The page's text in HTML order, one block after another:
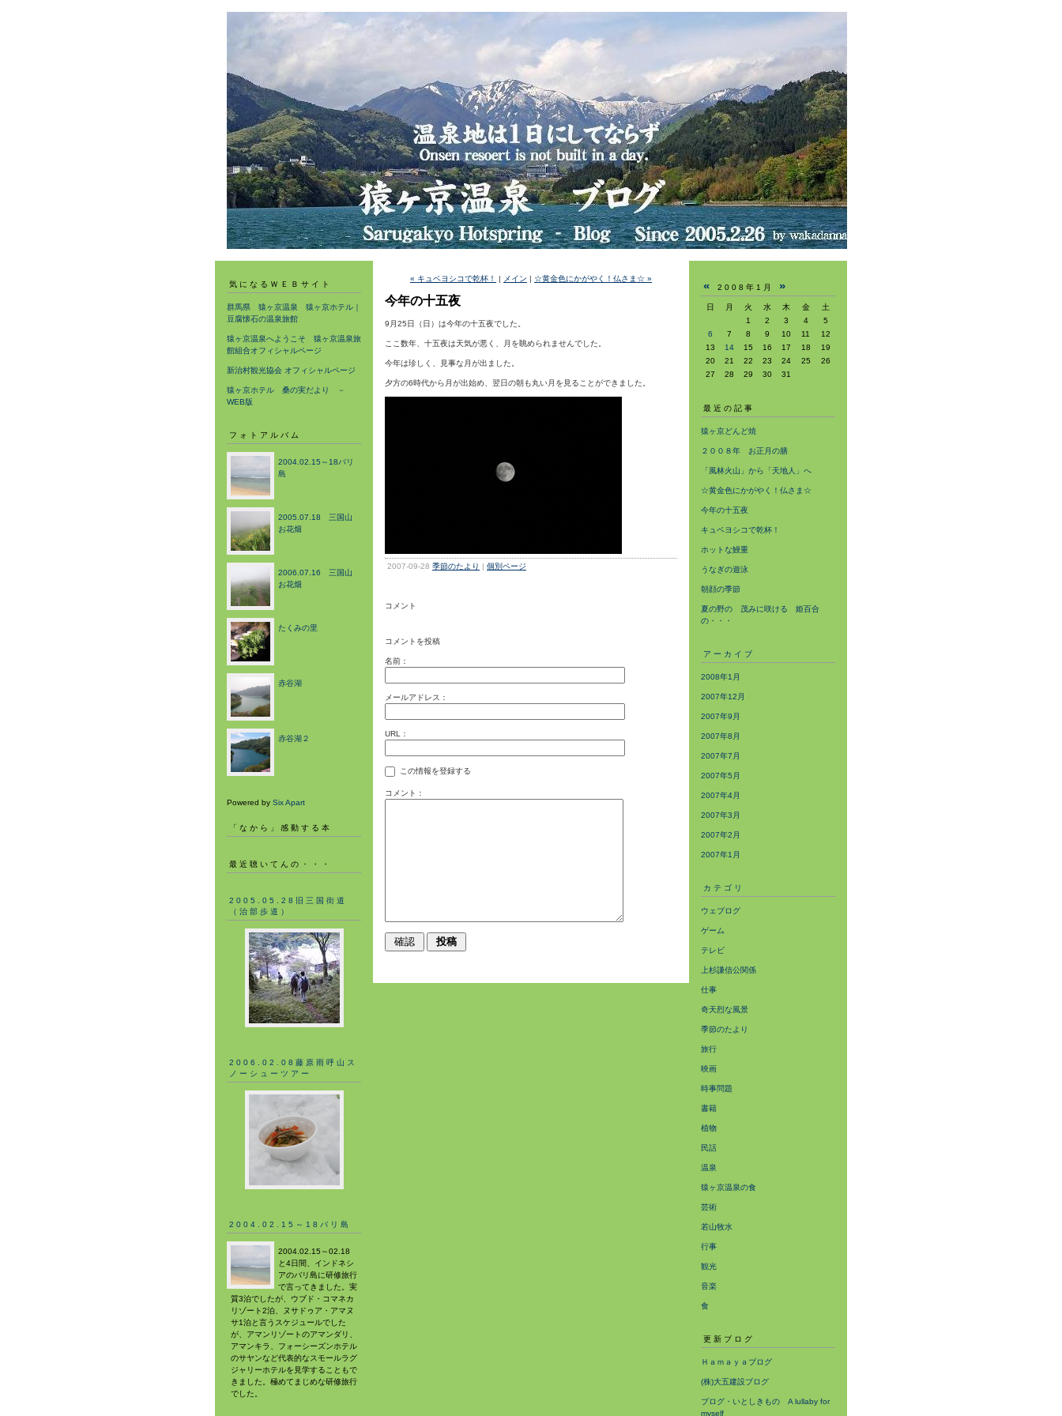
気になるＷＥＢサイト
群馬県 猿ヶ京温泉 猿ヶ京ホテル｜
豆腐懐石の温泉旅館
猿ヶ京温泉へようこそ 猿ヶ京温泉旅
館組合オフィシャルページ
新治村観光協会 オフィシャルページ
猿ヶ京ホテル 桑の実だより －
WEB版
フォトアルバム
2004.02.15～18バリ
島
2005.07.18 三国山
お花畑
2006.07.16 三国山
お花畑
たくみの里
赤谷湖
赤谷湖２
Powered by Six Apart
「なから」感動する本
最近聴いてんの・・・
2005.05.28旧三国街道
（治部歩道）
2006.02.08藤原雨呼山ス
ノーシューツアー
2004.02.15～18バリ島
2004.02.15～02.18
と4日間、インドネシ
アのバリ島に研修旅行
で言ってきました。実
質3泊でしたが、ウブド・コマネカ
リゾート2泊、ヌサドゥア・アマヌ
サ1泊と言うスケジュールでした
が、アマンリゾートのアマンダリ、
アマンキラ、フォーシーズンホテル
のサヤンなど代表的なスモールラグ
ジャリーホテルを見学することもで
きました。極めてまじめな研修旅行
でした。
« キュベヨシコで乾杯！ | メイン | ☆黄金色にかがやく！仏さま☆ »
今年の十五夜
9月25日（日）は今年の十五夜でした。
ここ数年、十五夜は天気が悪く、月を眺められませんでした。
今年は珍しく、見事な月が出ました。
夕方の6時代から月が出始め、翌日の朝も丸い月を見ることができました。
2007-09-28 季節のたより | 個別ページ
コメント
コメントを投稿
名前：
メールアドレス：
URL：
この情報を登録する
コメント：
« 2008年1月 »
日 月 火 水 木 金
土
1
2 3 4
5
6
7 8 9 10 11
12
13
14 15 16 17 18
19
20
21 22 23 24 25
26
27
28 29 30 31
最近の記事
猿ヶ京どんど焼
２００８年 お正月の膳
「風林火山」から「天地人」へ
☆黄金色にかがやく！仏さま☆
今年の十五夜
キュベヨシコで乾杯！
ホットな鰻重
うなぎの遊泳
朝顔の季節
夏の野の 茂みに咲ける 姫百合
の・・・
アーカイブ
2008年1月
2007年12月
2007年9月
2007年8月
2007年7月
2007年5月
2007年4月
2007年3月
2007年2月
2007年1月
カテゴリ
ウェブログ
ゲーム
テレビ
上杉謙信公関係
仕事
奇天烈な風景
季節のたより
旅行
映画
時事問題
書籍
植物
民話
温泉
猿ヶ京温泉の食
芸術
若山牧水
行事
観光
音楽
食
更新ブログ
Ｈａｍａｙａブログ
(株)大五建設ブログ
ブログ・いとしきもの A lullaby for
myself